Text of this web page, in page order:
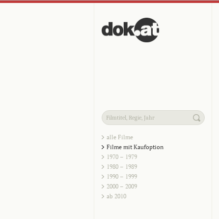
alle Filme
Filme mit Kaufoption
1970 – 1979
1980 – 1989
1990 – 1999
2000 – 2009
ab 2010